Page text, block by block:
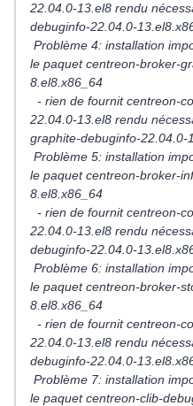
22.04.0-13.el8 rendu
debuginfo-22.04.0-
Problème 4: installation
le paquet centreon-broker-
8.el8.x86_64
- rien de fournit centreon-
22.04.0-13.el8 rendu
graphite-debuginfo-22.04.0-
Problème 5: installation
le paquet centreon-broker-
8.el8.x86_64
- rien de fournit centreon-
22.04.0-13.el8 rendu
debuginfo-22.04.0-
Problème 6: installation
le paquet centreon-broker-
8.el8.x86_64
- rien de fournit centreon-
22.04.0-13.el8 rendu
debuginfo-22.04.0-
Problème 7: installation
le paquet centreon-clib-